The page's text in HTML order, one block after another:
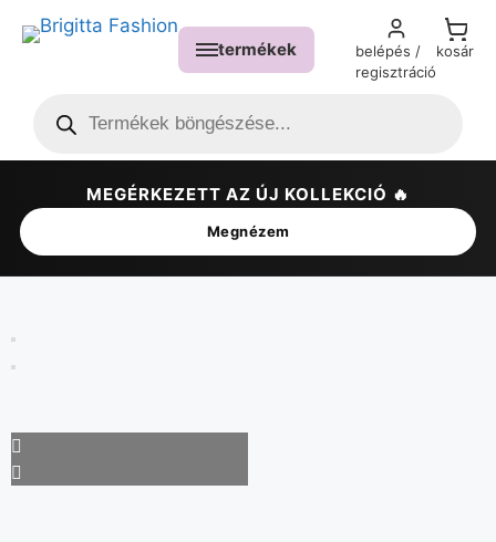
termékek
belépés /
regisztráció
kosár
MEGÉRKEZETT AZ ÚJ KOLLEKCIÓ 🔥
Megnézem